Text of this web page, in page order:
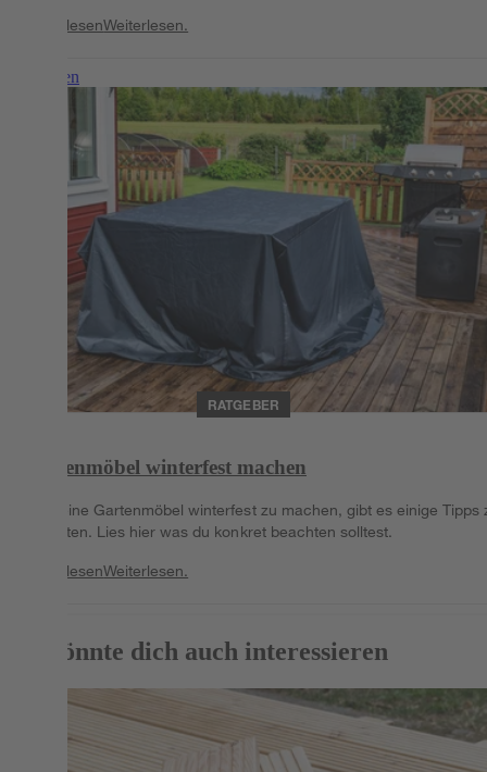
WeiterlesenWeiterlesen.
Weiterlesen
RATGEBER
Gartenmöbel winterfest machen
Um deine Gartenmöbel winterfest zu machen, gibt es einige Tipps
beachten. Lies hier was du konkret beachten solltest.
WeiterlesenWeiterlesen.
Das könnte dich auch interessieren